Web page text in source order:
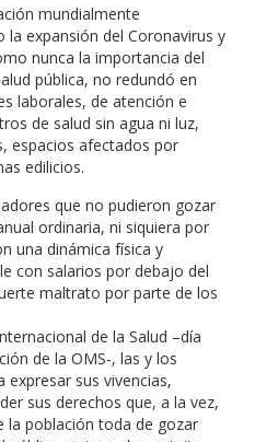
mundialmente
la expansión del Coronavirus y
nunca la importancia del
pública, no redundó en
laborales, de atención e
de salud sin agua ni luz,
espacios afectados por
edilicios.
que no pudieron gozar
ordinaria, ni siquiera por
una dinámica física y
con salarios por debajo del
maltrato por parte de los
de la Salud –día
de la OMS-, las y los
sus vivencias,
sus derechos que, a la vez,
la población toda de gozar